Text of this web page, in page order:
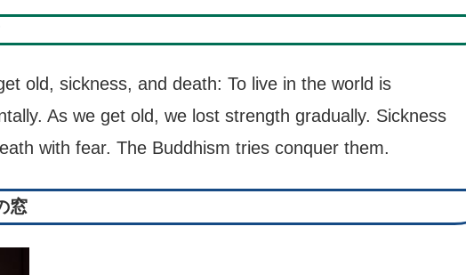
old, sickness, and death: To live in the world is
As we get old, we lost strength gradually. Sickness
with fear. The Buddhism tries conquer them.
窓